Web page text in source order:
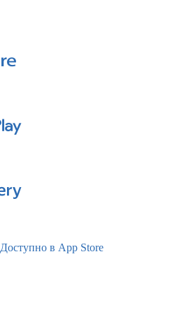
Доступно в App Store